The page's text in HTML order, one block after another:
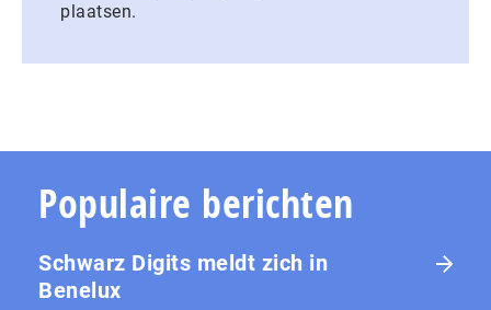
plaatsen.
Populaire berichten
Schwarz Digits meldt zich in
Benelux